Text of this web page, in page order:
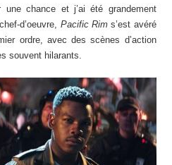
une chance et j’ai été grandement
d’oeuvre, Pacific Rims’est avéré
ordre, avec des scènes d’action
souvent hilarants.